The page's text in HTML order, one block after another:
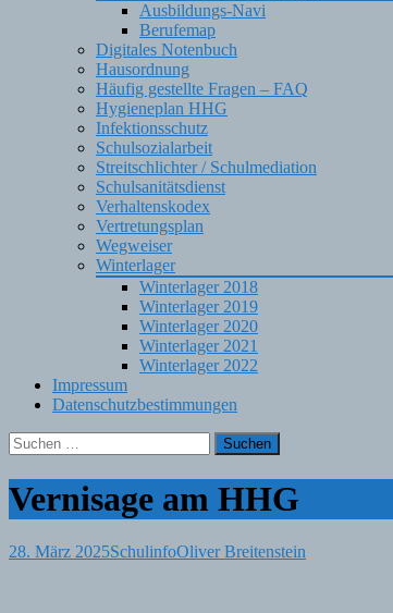
Ausbildungs-Navi
Berufemap
Digitales Notenbuch
Hausordnung
Häufig gestellte Fragen – FAQ
Hygieneplan HHG
Infektionsschutz
Schulsozialarbeit
Streitschlichter / Schulmediation
Schulsanitätsdienst
Verhaltenskodex
Vertretungsplan
Wegweiser
Winterlager
Winterlager 2018
Winterlager 2019
Winterlager 2020
Winterlager 2021
Winterlager 2022
Impressum
Datenschutzbestimmungen
Suchen
nach:
Vernisage am HHG
28. März 2025SchulinfoOliver Breitenstein